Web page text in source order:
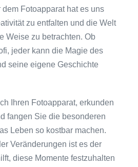
Fotoapparat hat es uns
zu entfalten und die Welt
Weise zu betrachten. Ob
jeder kann die Magie des
seine eigene Geschichte
Ihren Fotoapparat, erkunden
fangen Sie die besonderen
Leben so kostbar machen.
Veränderungen ist es der
diese Momente festzuhalten